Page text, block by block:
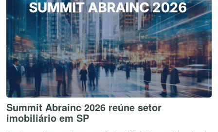
Summit Abrainc 2026 reúne setor
imobiliário em SP